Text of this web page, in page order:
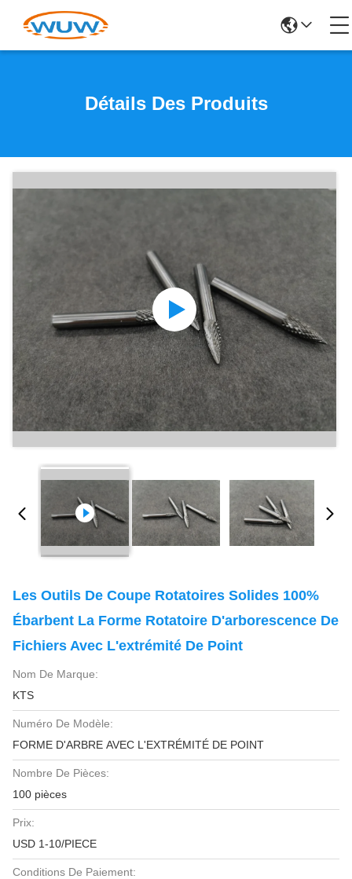
Détails Des Produits
Les Outils De Coupe Rotatoires Solides 100%
Ébarbent La Forme Rotatoire D'arborescence De
Fichiers Avec L'extrémité De Point
Nom De Marque:
KTS
Numéro De Modèle:
FORME D'ARBRE AVEC L'EXTRÉMITÉ DE POINT
Nombre De Pièces:
100 pièces
Prix:
USD 1-10/PIECE
Conditions De Paiement: